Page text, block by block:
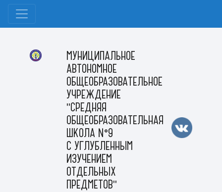
МУНИЦИПАЛЬНОЕ
АВТОНОМНОЕ
ОБЩЕОБРАЗОВАТЕЛЬНОЕ
УЧРЕЖДЕНИЕ
"СРЕДНЯЯ
ОБЩЕОБРАЗОВАТЕЛЬНАЯ
ШКОЛА №9
С УГЛУБЛЕННЫМ
ИЗУЧЕНИЕМ
ОТДЕЛЬНЫХ
ПРЕДМЕТОВ"